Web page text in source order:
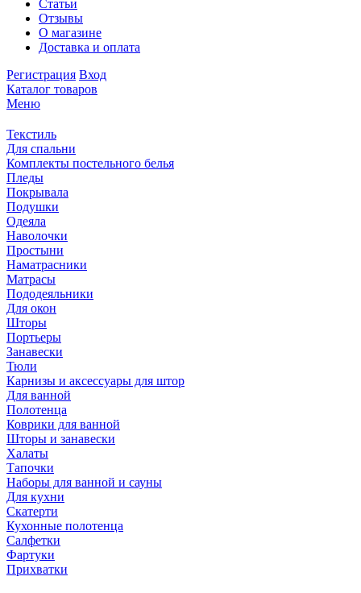
Статьи
Отзывы
О магазине
Доставка и оплата
Регистрация Вход
Каталог товаров
Меню
Текстиль
Для спальни
Комплекты постельного белья
Пледы
Покрывала
Подушки
Одеяла
Наволочки
Простыни
Наматрасники
Матрасы
Пододеяльники
Для окон
Шторы
Портьеры
Занавески
Тюли
Карнизы и аксессуары для штор
Для ванной
Полотенца
Коврики для ванной
Шторы и занавески
Халаты
Тапочки
Наборы для ванной и сауны
Для кухни
Скатерти
Кухонные полотенца
Салфетки
Фартуки
Прихватки